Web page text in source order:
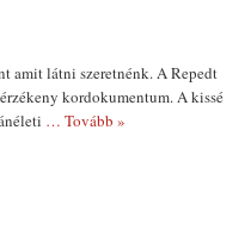
amit látni szeretnénk. A Repedt
kordokumentum. A kissé
… Tovább »